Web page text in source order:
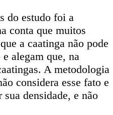
do estudo foi a
conta que muitos
a caatinga não pode
alegam que, na
A metodologia
considera esse fato e
densidade, e não